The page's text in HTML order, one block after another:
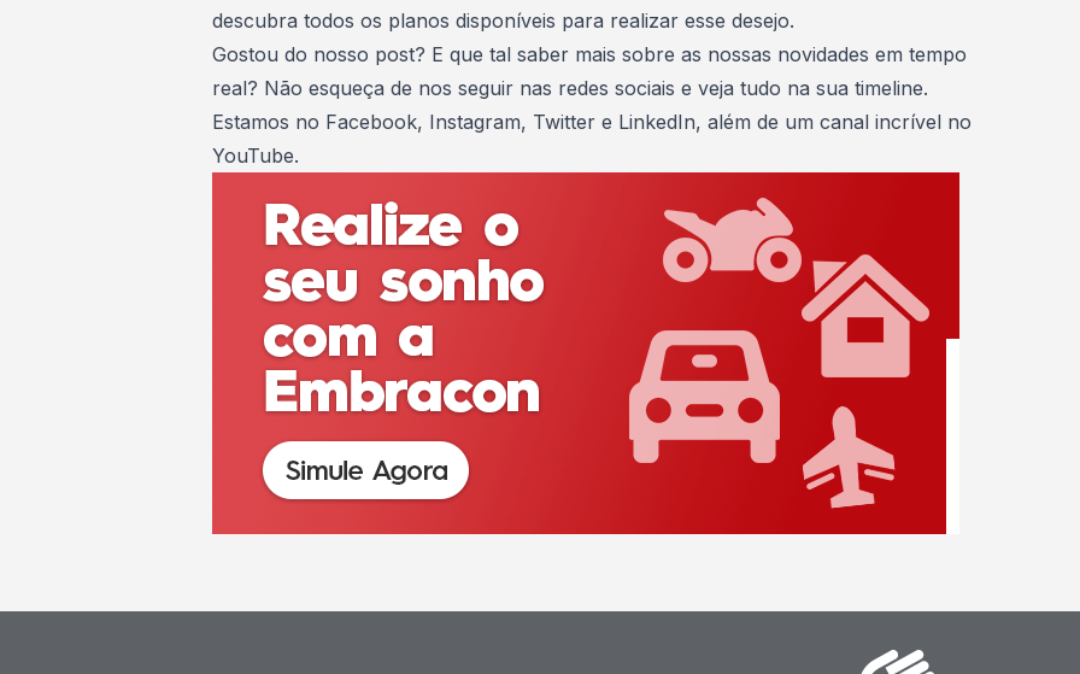
descubra todos os planos disponíveis para realizar esse desejo.
Gostou do nosso post? E que tal saber mais sobre as nossas novidades em tempo
real? Não esqueça de nos seguir nas redes sociais e veja tudo na sua timeline.
Estamos no Facebook, Instagram, Twitter e LinkedIn, além de um canal incrível no
YouTube.